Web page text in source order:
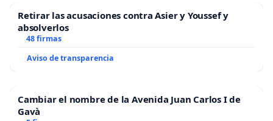
Retirar las acusaciones contra Asier y Youssef y
absolverlos
48 firmas
Aviso de transparencia
Cambiar el nombre de la Avenida Juan Carlos I de
Gavà